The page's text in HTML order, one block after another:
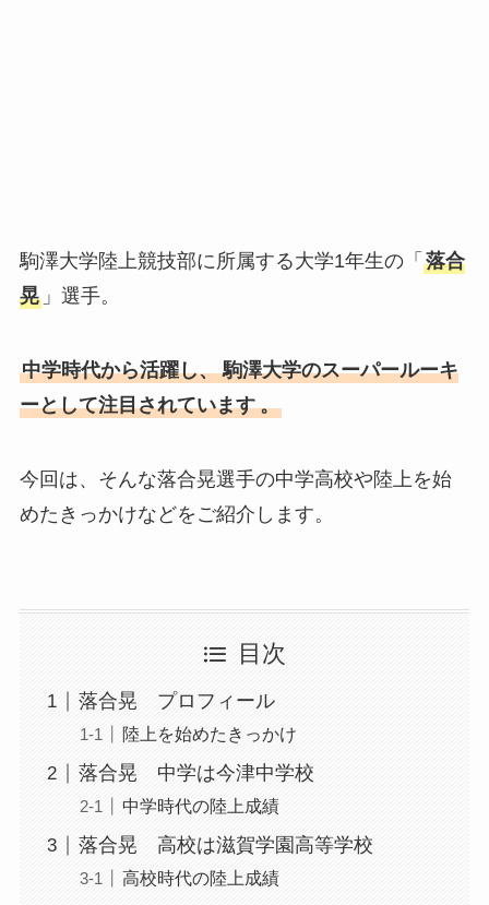
駒澤大学陸上競技部に所属する大学1年生の「 落合
晃」選手。
中学時代から活躍し、 駒澤大学のスーパールーキ
ーとして注目されています 。
今回は、そんな落合晃選手の中学高校や陸上を始
めたきっかけなどをご紹介します。
目次
落合晃 プロフィール
陸上を始めたきっかけ
落合晃 中学は今津中学校
中学時代の陸上成績
落合晃 高校は滋賀学園高等学校
高校時代の陸上成績